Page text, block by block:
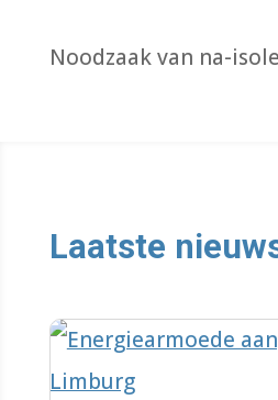
Noodzaak van na-
Laatste